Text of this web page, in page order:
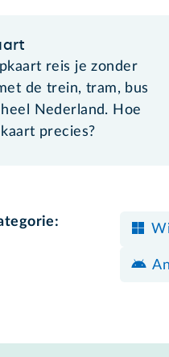
reis je zonder
de trein, tram, bus
Nederland. Hoe
precies?